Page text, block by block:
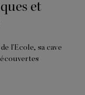
et
l'Ecole, sa cave